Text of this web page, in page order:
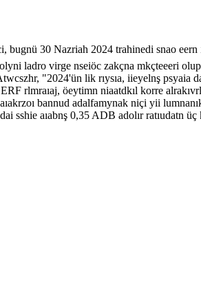
30 Nazriah 2024 trahinedi snao eern
ladro virge nseiöc zakçna mkçteeeri
"2024'ün lik rıysıa, iieyelnş psyaia
öeytimn niaatdkıl korre alrakıvrl
bannud adalfamynak niçi yii
sshie aıabnş 0,35 ADB adolır ratıudatn